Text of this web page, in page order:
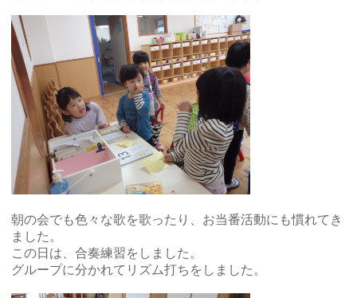
朝の会でも色々な歌を歌ったり、お当番活動にも慣れてき
ました。
この日は、合奏練習をしました。
グループに分かれてリズム打ちをしました。